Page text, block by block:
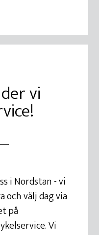
vi
i Nordstan - vi
och välj dag via
på
Vi